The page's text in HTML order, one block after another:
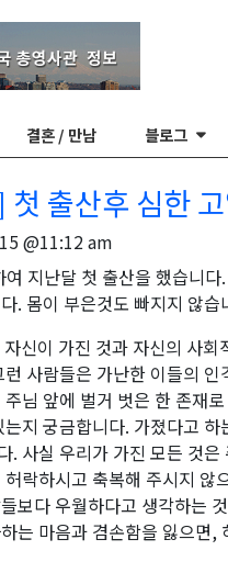
결혼 / 만남 블로그
첫 출산후 심한
@11:12 am
지난달 첫 출산을 했습니
. 몸이 부은것도 빠지지 않습
신이 가진 것과 자신의 사
사람들은 가난한 이들의
님 앞에 벌거 벗은 한 존재
지 궁금합니다. 가졌다고
. 사실 우리가 가진 모든 것
락하시고 축복해 주시지
보다 우월하다고 생각하는
는 마음과 겸손함을 잃으면